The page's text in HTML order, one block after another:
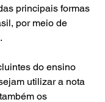
principais formas
por meio de
do ensino
utilizar a nota
os